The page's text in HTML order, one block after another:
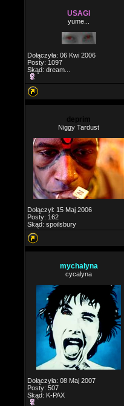
USAGI
yume...
Dołączyła: 06 Kwi 2006
Posty: 1097
Skąd: dream...
deprim
Niggy Tardust
Dołączył: 15 Maj 2006
Posty: 162
Skąd: spoilsbury
mychalyna
cycalyna
Dołączyła: 08 Maj 2007
Posty: 507
Skąd: K-PAX